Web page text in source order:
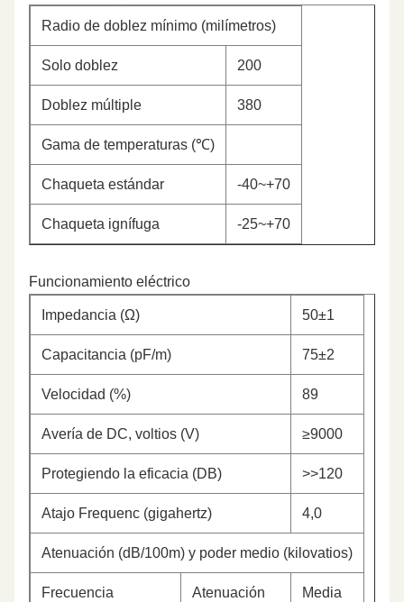
Radio de doblez mínimo (milímetros)
Solo doblez 200
Doblez múltiple 380
Gama de temperaturas (℃)
Chaqueta estándar -40~+70
Chaqueta ignífuga -25~+70
Funcionamiento eléctrico
Impedancia (Ω) 50±1
Capacitancia (pF/m) 75±2
Velocidad (%) 89
Avería de DC, voltios (V) ≥9000
Protegiendo la eficacia (DB) >>120
Atajo Frequenc (gigahertz) 4,0
Atenuación (dB/100m) y poder medio (kilovatios)
Frecuencia Atenuación Media